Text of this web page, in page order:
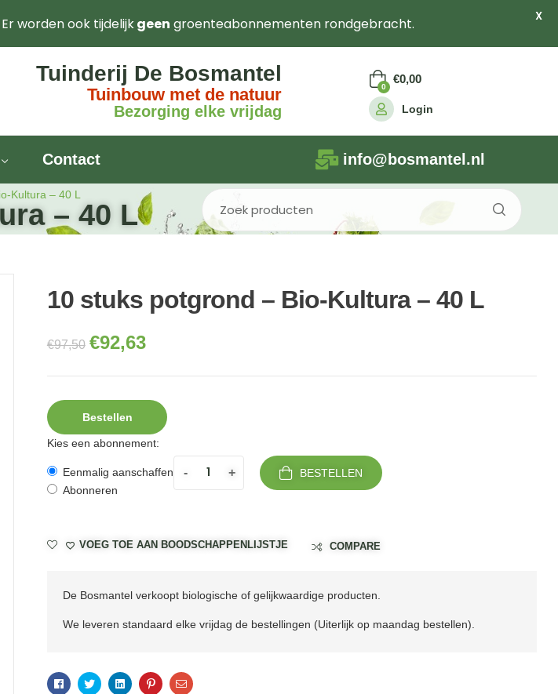
Tuinderij De Bosmantel
Tuinbouw met de natuur
Bezorging elke vrijdag
0
€0,00
Login
Contact info@bosmantel.nl
Kultura – 40 L
– 40 L
10 stuks potgrond – Bio-Kultura – 40 L
€97,50 €92,63
Bestellen
Kies een abonnement:
Eenmalig aanschaffen
Abonneren
- + BESTELLEN
VOEG TOE AAN BOODSCHAPPENLIJSTJE COMPARE
De Bosmantel verkoopt biologische of gelijkwaardige producten.
We leveren standaard elke vrijdag de bestellingen (Uiterlijk op maandag bestellen).
Facebook
TwitterLinkedinPinterestEmail
worden ook tijdelijkgeen groenteabonnementen rondgebracht. X